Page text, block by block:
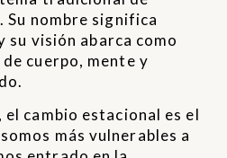
Su nombre significa
su visión abarca como
cuerpo, mente y
cambio estacional es el
más vulnerables a